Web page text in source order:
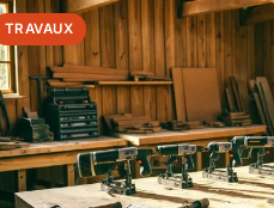
TRAVAUX